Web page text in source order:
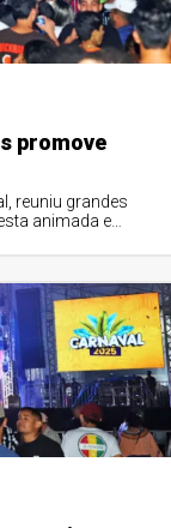
promove
reuniu grandes
animada e